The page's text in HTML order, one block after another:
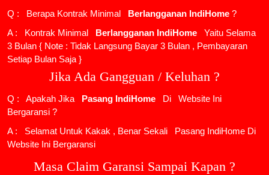
Q : Berapa Kontrak Minimal Berlangganan IndiHome ?
A : Kontrak Minimal
Berlangganan IndiHome
Yaitu Selama
3 Bulan { Note : Tidak Langsung Bayar 3 Bulan , Pembayaran
Setiap Bulan Saja }
Jika Ada Gangguan / Keluhan ?
Q : Apakah Jika Pasang IndiHome Di
Website Ini
Bergaransi ?
A : Selamat Untuk Kakak , Benar Sekali
Pasang IndiHome Di
Website Ini Bergaransi
Masa Claim Garansi Sampai Kapan ?